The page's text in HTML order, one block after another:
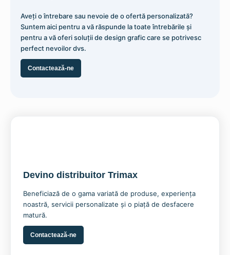
Pupitru negru pentru conferințe
2.540,82lei
Aveți o întrebare sau nevoie de o ofertă personalizată?
Suntem aici pentru a vă răspunde la toate întrebările și
pentru a vă oferi soluții de design grafic care se potrivesc
perfect nevoilor dvs.
Contactează-ne
Devino distribuitor Trimax
Beneficiază de o gama variată de produse, experiența
noastră, servicii personalizate și o piață de desfacere
matură.
Contactează-ne